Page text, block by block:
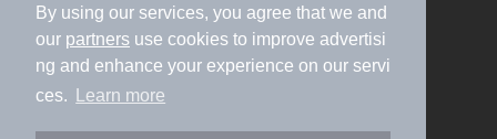
By using our services, you agree that we and
our partners use cookies to improve advertisi
ng and enhance your experience on our servi
ces.
Learn more
加盟店募集（資料請求）
広告出稿のご案内
利用規約
ライフスタイルMEMBERS+規約
特定商取引法に基づく表記
ヘルプ
採用情報
運営会社